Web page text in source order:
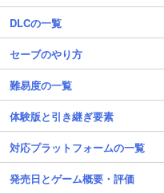
DLCの一覧
セーブのやり方
難易度の一覧
体験版と引き継ぎ要素
対応プラットフォームの一覧
発売日とゲーム概要・評価